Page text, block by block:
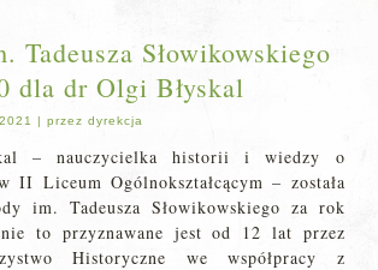
Tadeusza Słowikowskiego
dla dr Olgi Błyskal
|przez dyrekcja
– nauczycielka historii i wiedzy o
II Liceum Ogólnokształcącym – została
im. Tadeusza Słowikowskiego za rok
to przyznawane jest od 12 lat przez
Historyczne we współpracy z